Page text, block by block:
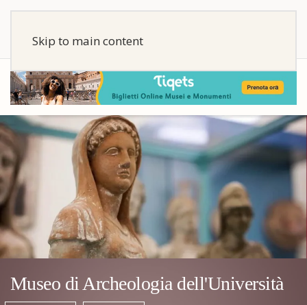
Skip to main content
Museo di Archeologia dell'Università